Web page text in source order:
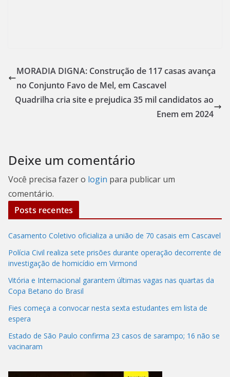
MORADIA DIGNA: Construção de 117 casas avança
no Conjunto Favo de Mel, em Cascavel
Quadrilha cria site e prejudica 35 mil candidatos ao
Enem em 2024
Deixe um comentário
Você precisa fazer o login para publicar um
comentário.
Posts recentes
Casamento Coletivo oficializa a união de 70 casais em Cascavel
Polícia Civil realiza sete prisões durante operação decorrente de
investigação de homicídio em Virmond
Vitória e Internacional garantem últimas vagas nas quartas da
Copa Betano do Brasil
Fies começa a convocar nesta sexta estudantes em lista de
espera
Estado de São Paulo confirma 23 casos de sarampo; 16 não se
vacinaram